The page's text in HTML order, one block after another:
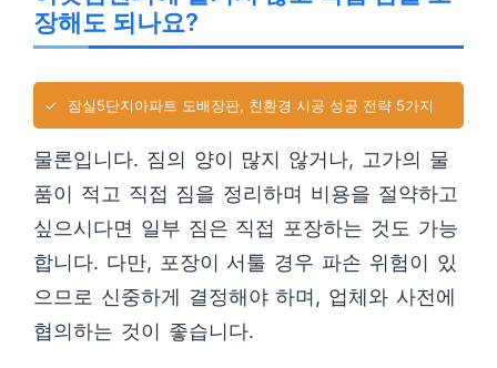
장해도 되나요?
✓ 잠실5단지아파트 도배장판, 친환경 시공 성공 전략 5가지
물론입니다. 짐의 양이 많지 않거나, 고가의 물
품이 적고 직접 짐을 정리하며 비용을 절약하고
싶으시다면 일부 짐은 직접 포장하는 것도 가능
합니다. 다만, 포장이 서툴 경우 파손 위험이 있
으므로 신중하게 결정해야 하며, 업체와 사전에
협의하는 것이 좋습니다.